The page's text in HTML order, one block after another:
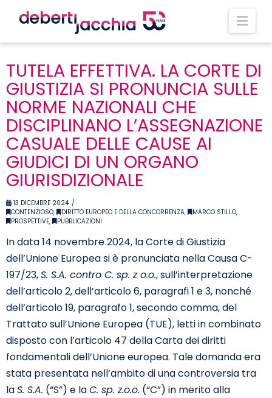
TUTELA EFFETTIVA. LA CORTE DI
GIUSTIZIA SI PRONUNCIA SULLE
NORME NAZIONALI CHE
DISCIPLINANO L’ASSEGNAZIONE
CASUALE DELLE CAUSE AI
GIUDICI DI UN ORGANO
GIURISDIZIONALE
13 DICEMBRE 2024
CONTENZIOSO, DIRITTO EUROPEO E DELLA CONCORRENZA, MARCO STILLO,
PROSPETTIVE, PUBBLICAZIONI
In data 14 novembre 2024, la Corte di Giustizia
dell’Unione Europea si è pronunciata nella Causa C-
197/23,S. S.A. contro C. sp. z o.o., sull’interpretazione
dell’articolo 2, dell’articolo 6, paragrafi 1 e 3, nonché
dell’articolo 19, paragrafo 1, secondo comma, del
Trattato sull’Unione Europea (TUE), letti in combinato
disposto con l’articolo 47 della Carta dei diritti
fondamentali dell’Unione europea. Tale domanda era
stata presentata nell’ambito di una controversia tra
laS. S.A. (“S”) e laC. sp. z.o.o. (“C”) in merito alla